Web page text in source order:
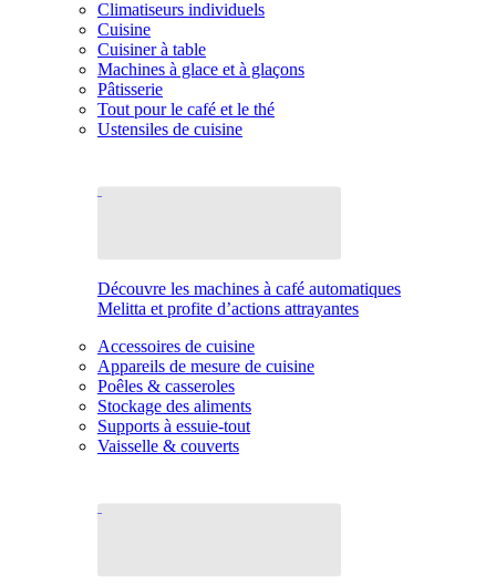
Climatiseurs individuels
Cuisine
Cuisiner à table
Machines à glace et à glaçons
Pâtisserie
Tout pour le café et le thé
Ustensiles de cuisine
Découvre les machines à café automatiques
Melitta et profite d’actions attrayantes
Accessoires de cuisine
Appareils de mesure de cuisine
Poêles & casseroles
Stockage des aliments
Supports à essuie-tout
Vaisselle & couverts